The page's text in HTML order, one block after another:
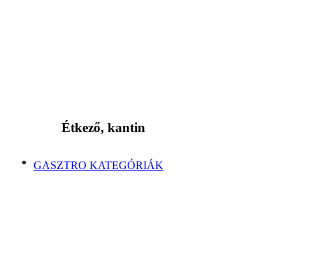
Étkező, kantin
GASZTRO KATEGÓRIÁK